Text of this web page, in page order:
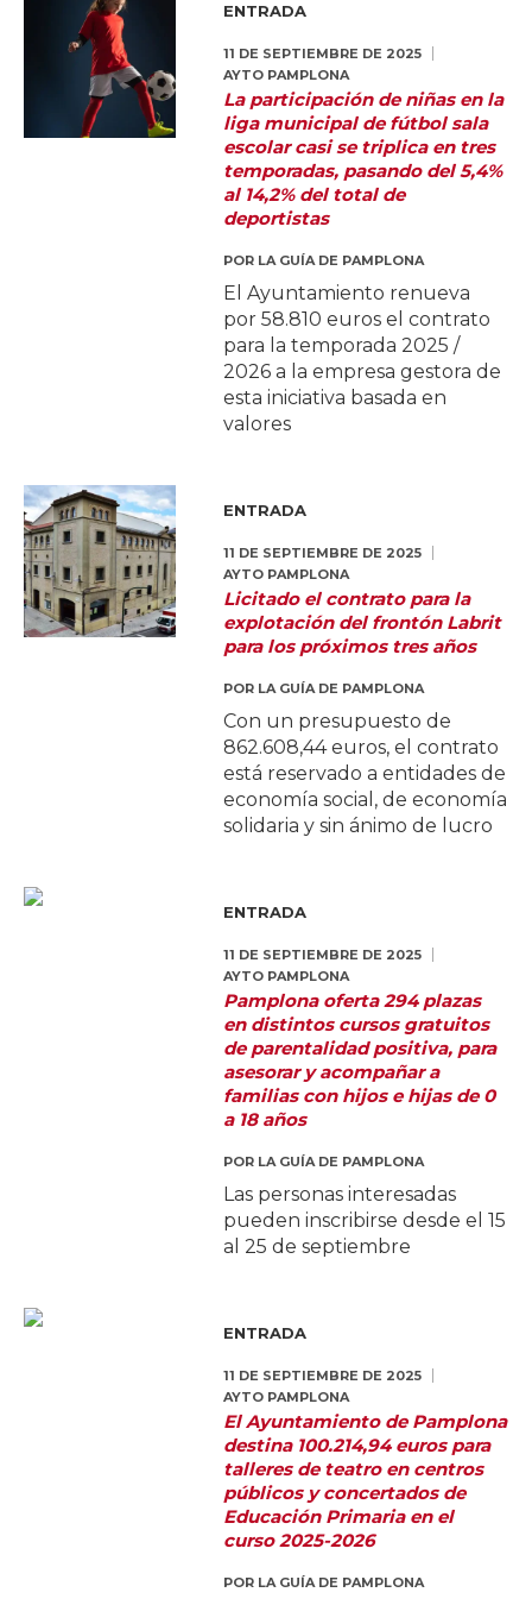
ENTRADA
11 DE SEPTIEMBRE DE 2025
AYTO PAMPLONA
La participación de niñas en la
liga municipal de fútbol sala
escolar casi se triplica en tres
temporadas, pasando del 5,4%
al 14,2% del total de
deportistas
POR LA GUÍA DE PAMPLONA
El Ayuntamiento renueva
por 58.810 euros el contrato
para la temporada 2025 /
2026 a la empresa gestora de
esta iniciativa basada en
valores
ENTRADA
11 DE SEPTIEMBRE DE 2025
AYTO PAMPLONA
Licitado el contrato para la
explotación del frontón Labrit
para los próximos tres años
POR LA GUÍA DE PAMPLONA
Con un presupuesto de
862.608,44 euros, el contrato
está reservado a entidades de
economía social, de economía
solidaria y sin ánimo de lucro
ENTRADA
11 DE SEPTIEMBRE DE 2025
AYTO PAMPLONA
Pamplona oferta 294 plazas
en distintos cursos gratuitos
de parentalidad positiva, para
asesorar y acompañar a
familias con hijos e hijas de 0
a 18 años
POR LA GUÍA DE PAMPLONA
Las personas interesadas
pueden inscribirse desde el 15
al 25 de septiembre
ENTRADA
11 DE SEPTIEMBRE DE 2025
AYTO PAMPLONA
El Ayuntamiento de Pamplona
destina 100.214,94 euros para
talleres de teatro en centros
públicos y concertados de
Educación Primaria en el
curso 2025-2026
POR LA GUÍA DE PAMPLONA